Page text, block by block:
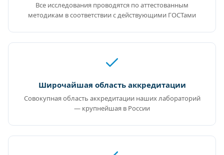
Все исследования проводятся по аттестованным
методикам в соответствии с действующими ГОСТами
Широчайшая область аккредитации
Совокупная область аккредитации наших лабораторий
— крупнейшая в России